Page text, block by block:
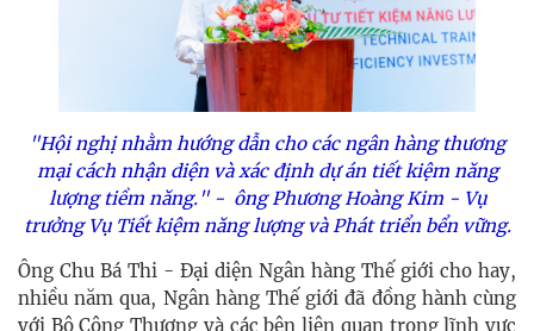
"Hội nghị nhằm hướng dẫn cho các ngân hàng thương
mại cách nhận diện và xác định dự án tiết kiệm năng
lượng tiềm năng." - ông Phương Hoàng Kim - Vụ
trưởng Vụ Tiết kiệm năng lượng và Phát triển bển vững.
Ông Chu Bá Thi - Đại diện Ngân hàng Thế giới cho hay,
nhiều năm qua, Ngân hàng Thế giới đã đồng hành cùng
với Bộ Công Thương và các bên liên quan trong lĩnh vực